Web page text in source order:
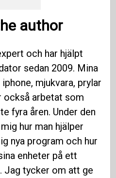
author
och har hjälpt
sedan 2009. Mina
mjukvara, prylar
också arbetat som
fyra åren. Under den
hur man hjälper
nya program och hur
enheter på ett
Jag tycker om att ge